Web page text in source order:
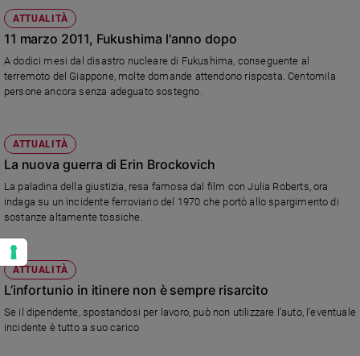
ATTUALITÀ
11 marzo 2011, Fukushima l'anno dopo
A dodici mesi dal disastro nucleare di Fukushima, conseguente al
terremoto del Giappone, molte domande attendono risposta. Centomila
persone ancora senza adeguato sostegno.
ATTUALITÀ
La nuova guerra di Erin Brockovich
La paladina della giustizia, resa famosa dal film con Julia Roberts, ora
indaga su un incidente ferroviario del 1970 che portò allo spargimento di
sostanze altamente tossiche.
ATTUALITÀ
L’infortunio in itinere non è sempre risarcito
Se il dipendente, spostandosi per lavoro, può non utilizzare l’auto, l’eventuale
incidente è tutto a suo carico